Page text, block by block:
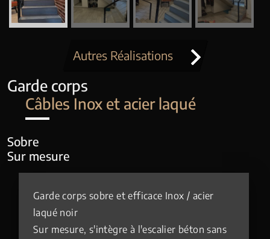
Autres Réalisations
Garde corps
Câbles Inox et acier laqué
Sobre
Sur mesure
Garde corps sobre et efficace Inox / acier
laqué noir
Sur mesure, s'intègre à l'escalier béton sans